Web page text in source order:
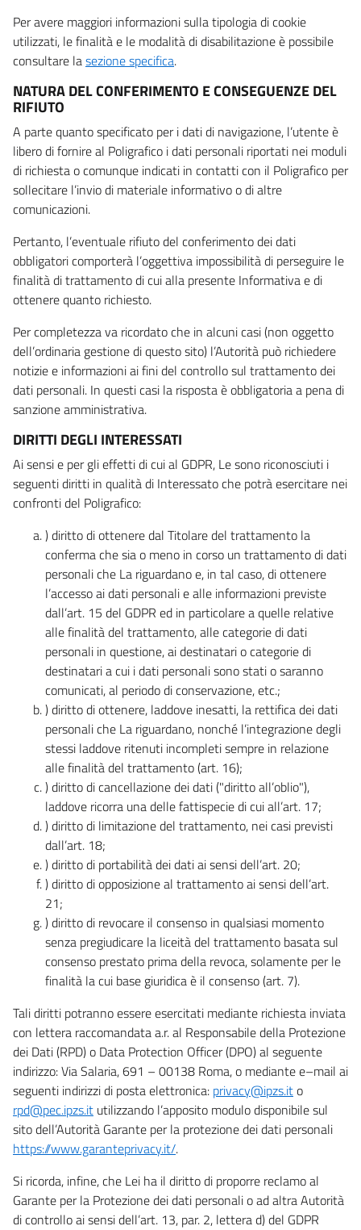
Per avere maggiori informazioni sulla tipologia di cookie
utilizzati, le finalità e le modalità di disabilitazione è possibile
consultare lasezione specifica.
NATURA DEL CONFERIMENTO E CONSEGUENZE DEL
RIFIUTO
A parte quanto specificato per i dati di navigazione, l’utente è
libero di fornire al Poligrafico i dati personali riportati nei moduli
di richiesta o comunque indicati in contatti con il Poligrafico per
sollecitare l’invio di materiale informativo o di altre
comunicazioni.
Pertanto, l’eventuale rifiuto del conferimento dei dati
obbligatori comporterà l’oggettiva impossibilità di perseguire le
finalità di trattamento di cui alla presente Informativa e di
ottenere quanto richiesto.
Per completezza va ricordato che in alcuni casi (non oggetto
dell’ordinaria gestione di questo sito) l’Autorità può richiedere
notizie e informazioni ai fini del controllo sul trattamento dei
dati personali. In questi casi la risposta è obbligatoria a pena di
sanzione amministrativa.
DIRITTI DEGLI INTERESSATI
Ai sensi e per gli effetti di cui al GDPR, Le sono riconosciuti i
seguenti diritti in qualità di Interessato che potrà esercitare nei
confronti del Poligrafico:
) diritto di ottenere dal Titolare del trattamento la
conferma che sia o meno in corso un trattamento di dati
personali che La riguardano e, in tal caso, di ottenere
l’accesso ai dati personali e alle informazioni previste
dall’art. 15 del GDPR ed in particolare a quelle relative
alle finalità del trattamento, alle categorie di dati
personali in questione, ai destinatari o categorie di
destinatari a cui i dati personali sono stati o saranno
comunicati, al periodo di conservazione, etc.;
) diritto di ottenere, laddove inesatti, la rettifica dei dati
personali che La riguardano, nonché l’integrazione degli
stessi laddove ritenuti incompleti sempre in relazione
alle finalità del trattamento (art. 16);
) diritto di cancellazione dei dati ("diritto all’oblio"),
laddove ricorra una delle fattispecie di cui all’art. 17;
) diritto di limitazione del trattamento, nei casi previsti
dall’art. 18;
) diritto di portabilità dei dati ai sensi dell’art. 20;
) diritto di opposizione al trattamento ai sensi dell’art.
21;
) diritto di revocare il consenso in qualsiasi momento
senza pregiudicare la liceità del trattamento basata sul
consenso prestato prima della revoca, solamente per le
finalità la cui base giuridica è il consenso (art. 7).
Tali diritti potranno essere esercitati mediante richiesta inviata
con lettera raccomandata a.r. al Responsabile della Protezione
dei Dati (RPD) o Data Protection Officer (DPO) al seguente
indirizzo: Via Salaria, 691 – 00138 Roma, o mediante e–mail ai
seguenti indirizzi di posta elettronica: privacy@ipzs.ito
rpd@pec.ipzs.it utilizzando l’apposito modulo disponibile sul
sito dell’Autorità Garante per la protezione dei dati personali
https://www.garanteprivacy.it/.
Si ricorda, infine, che Lei ha il diritto di proporre reclamo al
Garante per la Protezione dei dati personali o ad altra Autorità
di controllo ai sensi dell’art. 13, par. 2, lettera d) del GDPR